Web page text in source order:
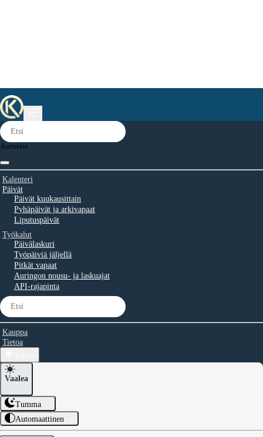
Asetukset
Kalenteri
Päivät
Päivät kuukausittain
Pyhäpäivät ja arkivapaat
Liputuspäivät
Työkalut
Päivälaskuri
Työpäiviä jäljellä
Pitkät vapaat
Auringon nousu- ja laskuajat
API-rajapinta
Kauppa
Tietoa
Vaalea
Tumma
Automaattinen